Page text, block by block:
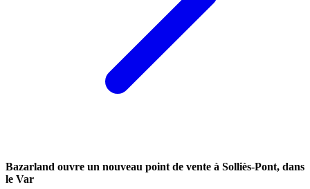
Bazarland ouvre un nouveau point de vente à Solliès-Pont, dans
le Var